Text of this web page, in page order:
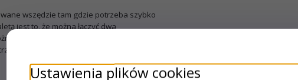
wszędzie tam gdzie potrzeba szybko
jest to, że można łączyć dwa
łączyć dwie blachy
jest bardzo
Ustawienia plików cookies